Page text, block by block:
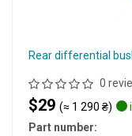
Rear differential
0
$29 (≈ 1 290 ₴)
Part number: